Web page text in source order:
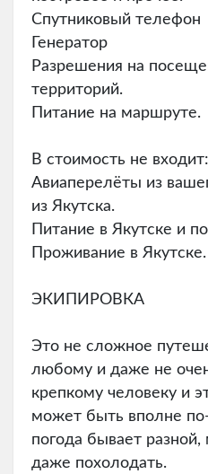
Спутниковый телефон
Генератор
Разрешения на
территорий.
Питание на маршруте.
В стоимость не входит:
Авиаперелёты из
из Якутска.
Питание в Якутске и
Проживание в Якутске.
ЭКИПИРОВКА
Это не сложное
любому и даже не
крепкому человеку и
может быть вполне
погода бывает
даже похолодать.